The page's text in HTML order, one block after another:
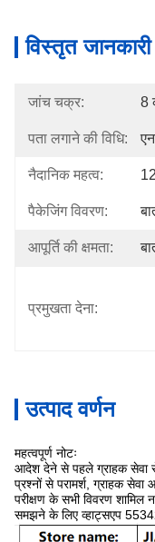
विस्तृत जानकारी
जांच चक्र: 8
पता लगाने की विधि:
नैदानिक ​​महत्व:
पैकेजिंग विवरण:
आपूर्ति की क्षमता:
प्रमुखता देना:
उत्पाद वर्णन
महत्वपूर्ण नोटः
आदेश देने से पहले ग्राहक सेवा
प्रश्नों से परामर्श, ग्राहक
परीक्षण के सभी विवरण शामिल
समझने के लिए व्हाट्सएप